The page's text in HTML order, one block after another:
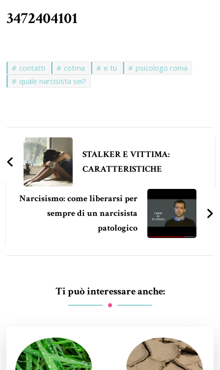
3472404101
contatti cotma e tu
psicologo roma
quale narcisista sei?
Navigazione
articoli
STALKER E VITTIMA:
CARATTERISTICHE
Narcisismo: come liberarsi per
sempre di un narcisista
patologico
Ti può interessare anche: